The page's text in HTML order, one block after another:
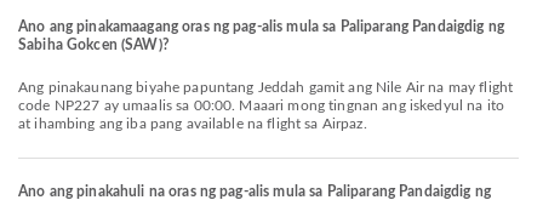
Ano ang pinakamaagang oras ng pag-alis mula sa Paliparang Pandaigdig ng
Sabiha Gokcen (SAW)?
Ang pinakaunang biyahe papuntang Jeddah gamit ang Nile Air na may flight
code NP227 ay umaalis sa 00:00. Maaari mong tingnan ang iskedyul na ito
at ihambing ang iba pang available na flight sa Airpaz.
Ano ang pinakahuli na oras ng pag-alis mula sa Paliparang Pandaigdig ng